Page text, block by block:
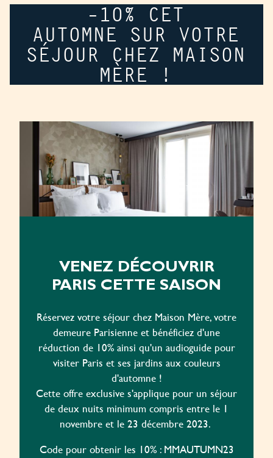
-10% CET
AUTOMNE SUR VOTRE
SÉJOUR CHEZ MAISON
MÈRE !
VENEZ DÉCOUVRIR
PARIS CETTE SAISON
Réservez votre séjour chez Maison Mère, votre
demeure Parisienne et bénéficiez d'une
réduction de 10% ainsi qu'un audioguide pour
visiter Paris et ses jardins aux couleurs
d'automne !
Cette offre exclusive s'applique pour un séjour
de deux nuits minimum compris entre le 1
novembre et le 23 décembre 2023.
Code pour obtenir les 10% : MMAUTUMN23